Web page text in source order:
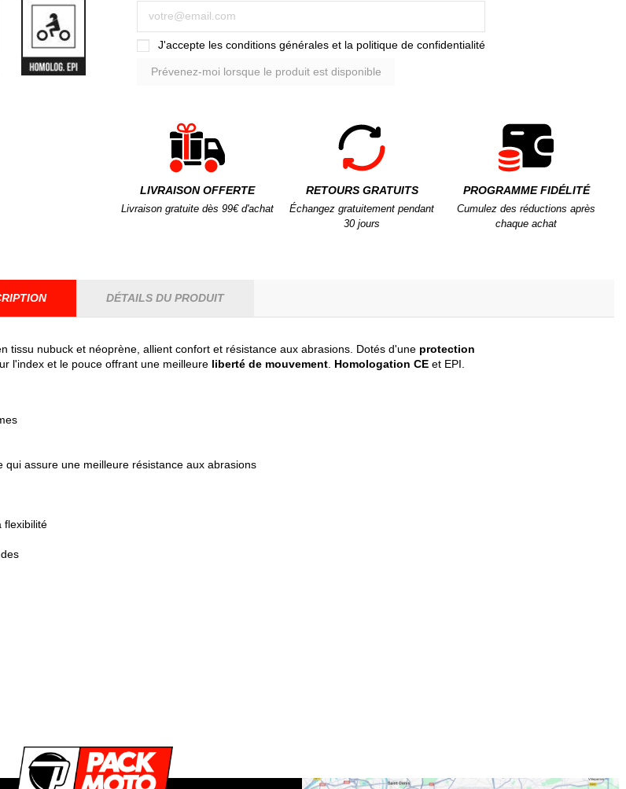
J'accepte les conditions générales et la politique de confidentialité
LIVRAISON OFFERTE
Livraison gratuite dès 99€ d'achat
RETOURS GRATUITS
Échangez gratuitement pendant
30 jours
PROGRAMME FIDÉLITÉ
Cumulez des réductions après
chaque achat
DÉTAILS DU PRODUIT
tissu nubuck et néoprène, allient confort et résistance aux abrasions. Dotés d'une protection
l'index et le pouce offrant une meilleure liberté de mouvement Homologation CE et EPI.
assure une meilleure résistance aux abrasions
flexibilité